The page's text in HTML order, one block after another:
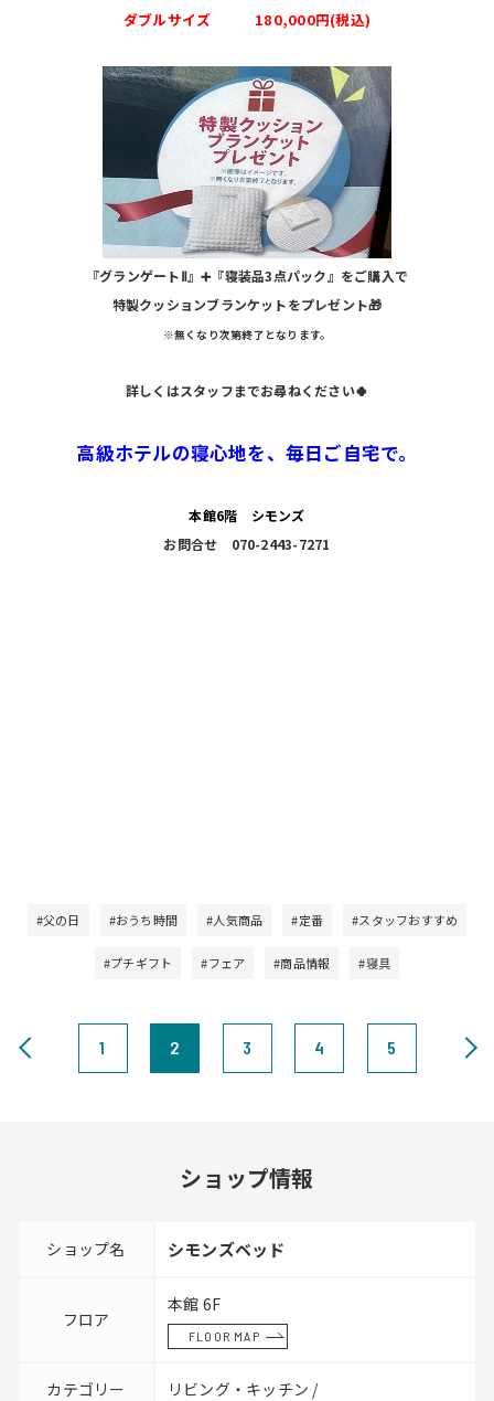
ダブルサイズ 180,000円(税込)
『グランゲートⅡ』➕『寝装品3点パック』をご購入で
特製クッションブランケットをプレゼント🎁
※無くなり次第終了となります。
詳しくはスタッフまでお尋ねください🍀
高級ホテルの寝心地を、毎日ご自宅で。
本館6階 シモンズ
お問合せ 070-2443-7271
#父の日 #おうち時間 #人気商品 #定番 #スタッフおすすめ
#プチギフト #フェア #商品情報 #寝具
1 2 3 4 5
ショップ情報
ショップ名 シモンズベッド
フロア
本館 6F
FLOOR MAP
カテゴリー リビング・キッチン /